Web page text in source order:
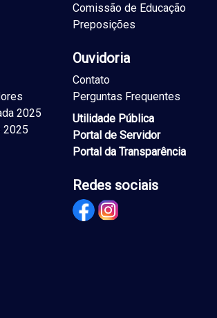
2025
2025
Comissão de Educação
Preposições
Ouvidoria
Contato
Perguntas Frequentes
Utilidade Pública
Portal de Servidor
Portal da Transparência
Redes sociais